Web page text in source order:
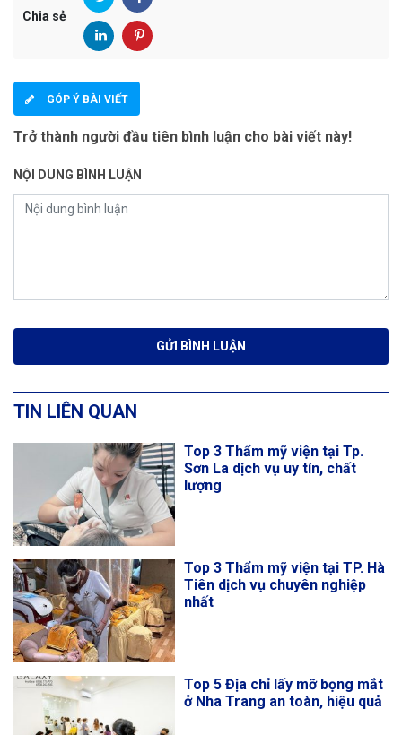
Chia sẻ
GÓP Ý BÀI VIẾT
Trở thành người đầu tiên bình luận cho bài viết này!
NỘI DUNG BÌNH LUẬN
TIN LIÊN QUAN
Top 3 Thẩm mỹ viện tại Tp.
Sơn La dịch vụ uy tín, chất
lượng
Top 3 Thẩm mỹ viện tại TP. Hà
Tiên dịch vụ chuyên nghiệp
nhất
Top 5 Địa chỉ lấy mỡ bọng mắt
ở Nha Trang an toàn, hiệu quả